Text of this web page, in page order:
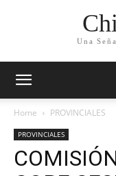
Una
Home PROVINCIALES
PROVINCIALES